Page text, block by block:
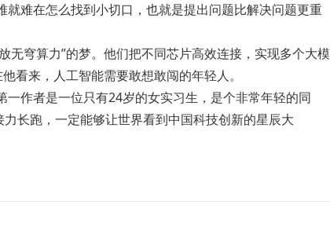
难在怎么找到小切口，也就是提出问题比解决问题更重
穹算力”的梦。他们把不同芯片高效连接，实现多个大模
看来，人工智能需要敢想敢闯的年轻人。
作者是一位只有24岁的女实习生，是个非常年轻的同
长跑，一定能够让世界看到中国科技创新的星辰大